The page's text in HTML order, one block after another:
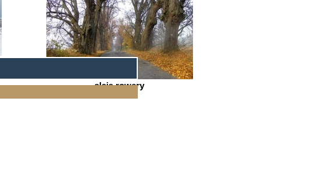
aleja rowery